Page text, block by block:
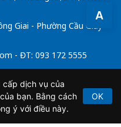
A
Giai - Phường Cầu Giấy -
- ĐT: 093 172 5555
số 64/GP-BTTTT do Bộ
21/2/2020.
cấp dịch vụ của
bạn. Bằng cách
ý với điều này.
OK